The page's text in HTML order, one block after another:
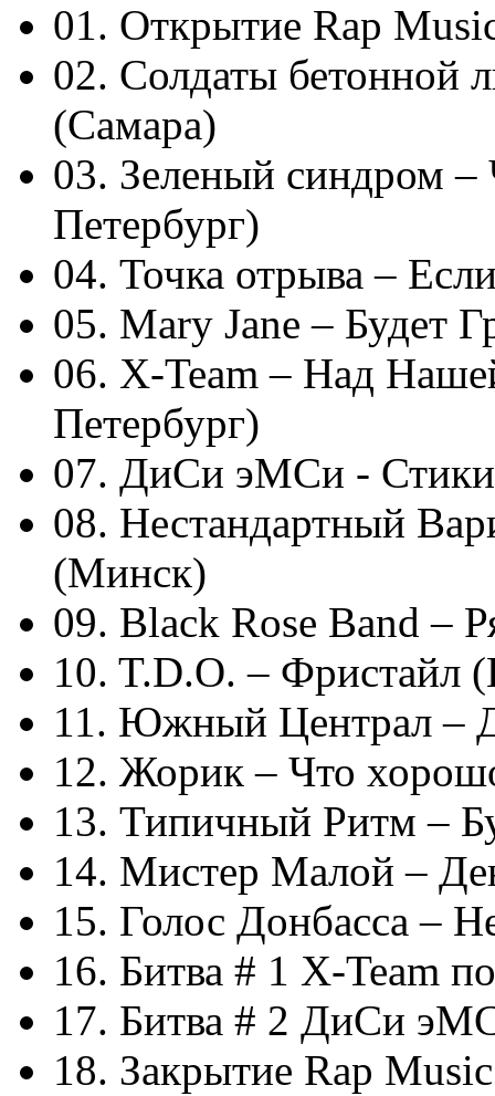
01. Открытие Rap
02. Солдаты бетонной
(Самара)
03. Зеленый синдром –
Петербург)
04. Точка отрыва –
05. Mary Jane – Будет
06. X-Team – Над
Петербург)
07. ДиСи эМСи -
08. Нестандартный
(Минск)
09. Black Rose Band –
10. T.D.O. – Фристайл
11. Южный Централ –
12. Жорик – Что
13. Типичный Ритм –
14. Мистер Малой –
15. Голос Донбасса –
16. Битва # 1 X-Team
17. Битва # 2 ДиСи
18. Закрытие Rap